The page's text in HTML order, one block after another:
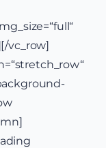
vc_row]